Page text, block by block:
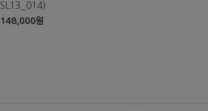
SL13_014)
148,000원